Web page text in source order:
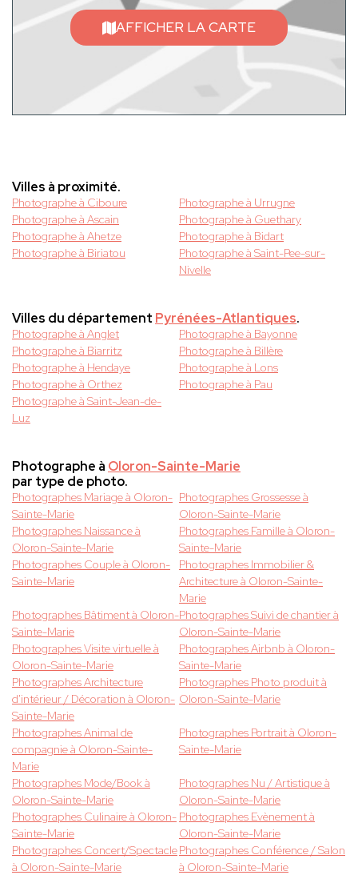
AFFICHER LA CARTE
Villes à proximité.
Photographe à Ciboure
Photographe à Urrugne
Photographe à Ascain
Photographe à Guethary
Photographe à Ahetze
Photographe à Bidart
Photographe à Biriatou
Photographe à Saint-Pee-sur-
Nivelle
Villes du département Pyrénées-Atlantiques.
Photographe à Anglet
Photographe à Bayonne
Photographe à Biarritz
Photographe à Billère
Photographe à Hendaye
Photographe à Lons
Photographe à Orthez
Photographe à Pau
Photographe à Saint-Jean-de-
Luz
Photographe à Oloron-Sainte-Marie
par type de photo.
Photographes Mariage à Oloron-
Sainte-Marie
Photographes Grossesse à
Oloron-Sainte-Marie
Photographes Naissance à
Oloron-Sainte-Marie
Photographes Famille à Oloron-
Sainte-Marie
Photographes Couple à Oloron-
Sainte-Marie
Photographes Immobilier &
Architecture à Oloron-Sainte-
Marie
Photographes Bâtiment à Oloron-
Sainte-Marie
Photographes Suivi de chantier à
Oloron-Sainte-Marie
Photographes Visite virtuelle à
Oloron-Sainte-Marie
Photographes Airbnb à Oloron-
Sainte-Marie
Photographes Architecture
d'intérieur / Décoration à Oloron-
Sainte-Marie
Photographes Photo produit à
Oloron-Sainte-Marie
Photographes Animal de
compagnie à Oloron-Sainte-
Marie
Photographes Portrait à Oloron-
Sainte-Marie
Photographes Mode/Book à
Oloron-Sainte-Marie
Photographes Nu / Artistique à
Oloron-Sainte-Marie
Photographes Culinaire à Oloron-
Sainte-Marie
Photographes Evènement à
Oloron-Sainte-Marie
Photographes Concert/Spectacle
à Oloron-Sainte-Marie
Photographes Conférence / Salon
à Oloron-Sainte-Marie